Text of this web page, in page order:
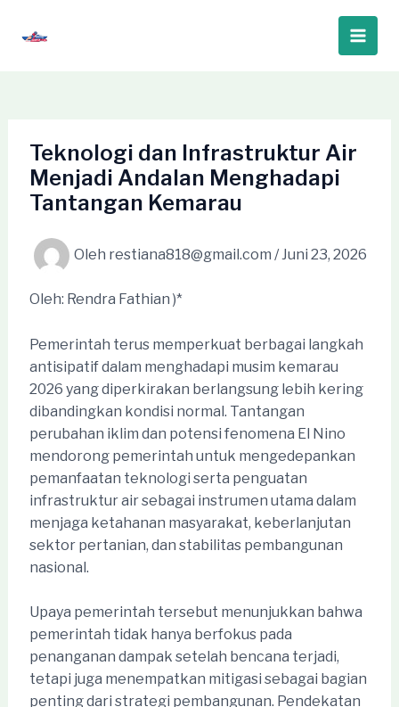
Main
Teknologi dan Infrastruktur Air
Menjadi Andalan Menghadapi
Tantangan Kemarau
Oleh restiana818@gmail.com /Juni 23, 2026
Oleh: Rendra Fathian )*
Pemerintah terus memperkuat berbagai langkah
antisipatif dalam menghadapi musim kemarau
2026 yang diperkirakan berlangsung lebih kering
dibandingkan kondisi normal. Tantangan
perubahan iklim dan potensi fenomena El Nino
mendorong pemerintah untuk mengedepankan
pemanfaatan teknologi serta penguatan
infrastruktur air sebagai instrumen utama dalam
menjaga ketahanan masyarakat, keberlanjutan
sektor pertanian, dan stabilitas pembangunan
nasional.
Upaya pemerintah tersebut menunjukkan bahwa
pemerintah tidak hanya berfokus pada
penanganan dampak setelah bencana terjadi,
tetapi juga menempatkan mitigasi sebagai bagian
penting dari strategi pembangunan. Pendekatan